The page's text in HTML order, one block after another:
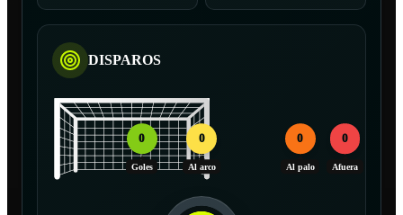
DISPAROS
0
Goles
0
Al arco
0
Al palo
0
Afuera